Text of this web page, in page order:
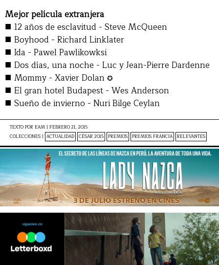
Mejor película extranjera
■ 12 años de esclavitud - Steve McQueen
■ Boyhood - Richard Linklater
■ Ida - Pawel Pawlikowksi
■ Dos días, una noche - Luc y Jean-Pierre Dardenne
■ Mommy - Xavier Dolan ✪
■ El gran hotel Budapest - Wes Anderson
■ Sueño de invierno - Nuri Bilge Ceylan
TEXTO POR EAM | FEBRERO 21, 2015
COLECCIONES | ACTUALIDAD CÉSAR 2015 PREMIOS PREMIOS FRANCIA RELEVANTES